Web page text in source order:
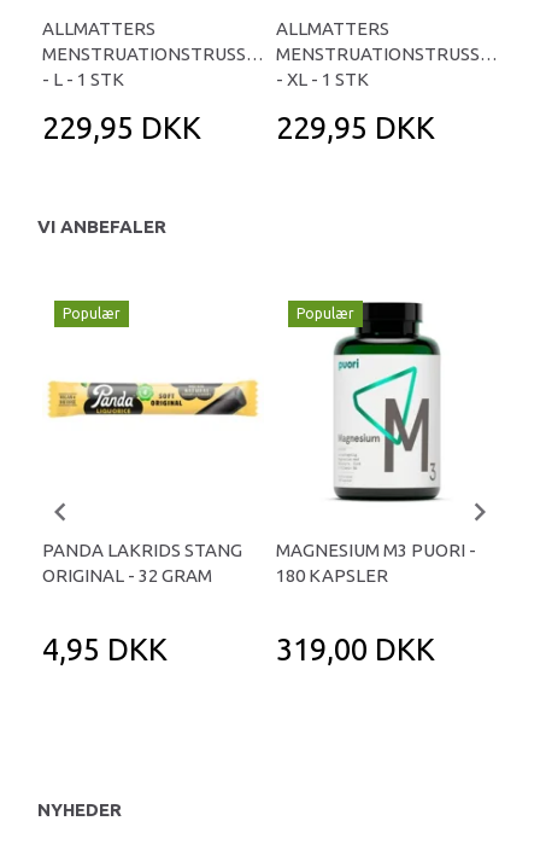
ALLMATTERS
MENSTRUATIONSTRUSSER
- L - 1 STK
229,95 DKK
ALLMATTERS
MENSTRUATIONSTRUSSER
- XL - 1 STK
229,95 DKK
VI ANBEFALER
Populær
PANDA LAKRIDS STANG
ORIGINAL - 32 GRAM
4,95 DKK
Populær
MAGNESIUM M3 PUORI -
180 KAPSLER
319,00 DKK
NYHEDER